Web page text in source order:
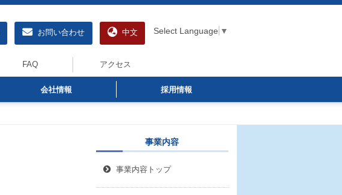
お問い合わせ 中文 Select Language ▼
FAQ アクセス
会社情報 採用情報
事業内容
事業内容トップ